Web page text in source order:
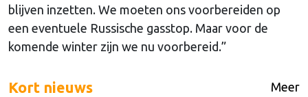
blijven inzetten. We moeten ons voorbereiden op
een eventuele Russische gasstop. Maar voor de
komende winter zijn we nu voorbereid.”
Kort nieuws Meer